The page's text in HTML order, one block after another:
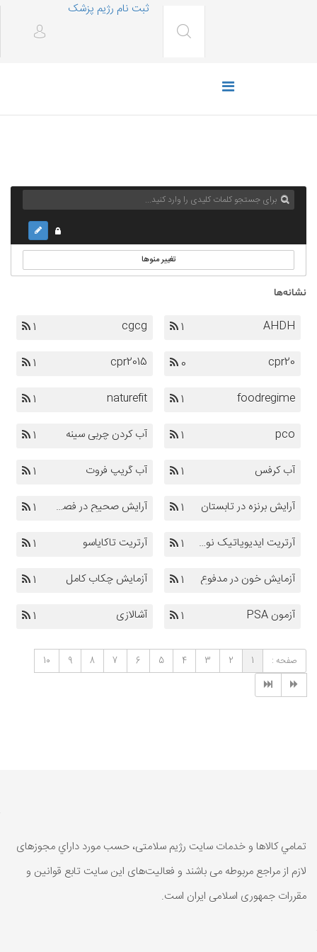
ثبت نام رژیم پزشک
تغییر منوها
نشانه‌ها
AHDH
1
cgcg
1
cpr20
0
cpr2015
1
foodregime
1
naturefit
1
pco
1 آب کردن چربی سینه
1
آب کرفس
1 آب گریپ فروت
1
آرایش برنزه در تابستان
1 آرایش صحیح در فصل گرم
1
آرتریت ایدیوپاتیک نوجوانان
1 آرتریت تاکایاسو
1
آزمایش خون در مدفوع
1 آزمایش چکاب کامل
1
آزمون PSA
1 آشالازی 1
صفحه : 1
2
3
4
5
6
7
8
9
10
تمامي كالاها و خدمات سایت رژیم سلامتی، حسب مورد داراي مجوزهای
لازم از مراجع مربوطه می باشند و فعاليت‌های اين سايت تابع قوانين و
مقررات جمهوری اسلامی ايران است.